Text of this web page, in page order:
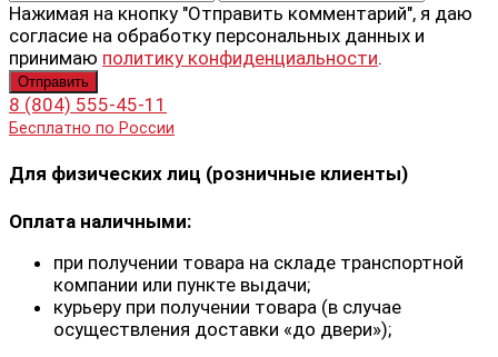
Нажимая на кнопку "Отправить комментарий", я даю
согласие на обработку персональных данных и
принимаю политику конфиденциальности.
8 (804) 555-45-11
Бесплатно по России
Для физических лиц (розничные клиенты)
Оплата наличными:
при получении товара на складе транспортной
компании или пункте выдачи;
курьеру при получении товара (в случае
осуществления доставки «до двери»);